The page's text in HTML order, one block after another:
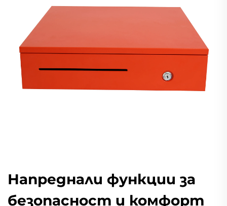
Напреднали функции за
безопасност и комфорт